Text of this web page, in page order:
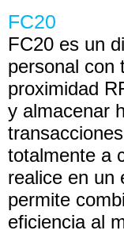
FC20
FC20 es un
personal con
proximidad
y almacenar
totalmente a
realice en un
permite
eficiencia al